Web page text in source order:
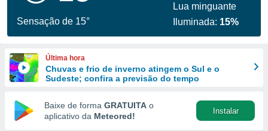
fornecidas
a este
das
e
forma
digital
Sensação de 15°
Lua minguante
Iluminada: 15%
Última hora
Chuvas e frio de inverno atingem o Sul e o
Sudeste; confira a previsão do tempo
Baixe de forma GRATUITA o
aplicativo da Meteored!
Instalar